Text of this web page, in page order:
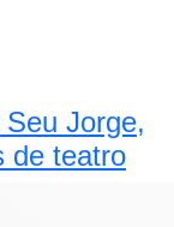
Jorge,
de teatro